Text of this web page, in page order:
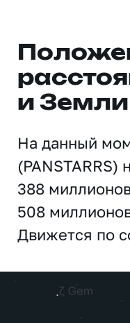
и Земли
На данный
(PANSTARRS)
388
508
Движется по